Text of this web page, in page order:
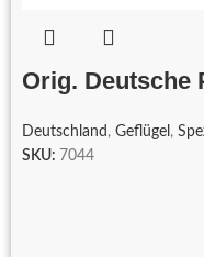
Orig. Deutsche
Deutschland , Geflügel ,
SKU: 7044